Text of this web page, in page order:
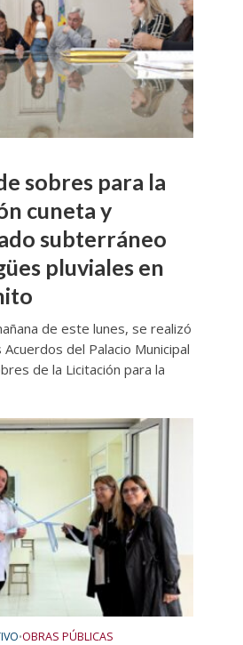
sobres para la
cuneta y
subterráneo
pluviales en
de este lunes, se realizó
del Palacio Municipal
de la Licitación para la
•OBRAS PÚBLICAS